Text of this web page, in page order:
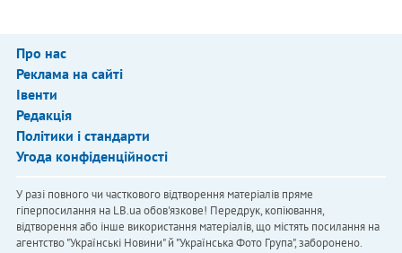
Про нас
Реклама на сайті
Івенти
Редакція
Політики і стандарти
Угода конфіденційності
У разі повного чи часткового відтворення матеріалів пряме
гіперпосилання на LB.ua обов'язкове! Передрук, копіювання,
відтворення або інше використання матеріалів, що містять посилання на
агентство "Українськi Новини" й "Українська Фото Група", заборонено.